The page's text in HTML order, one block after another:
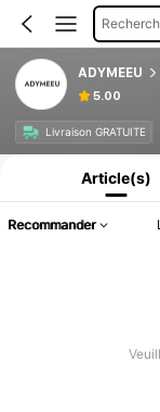
ADYMEEU
5.00
Livraison GRATUITE
Informations produit :
Article(s)
Recommander